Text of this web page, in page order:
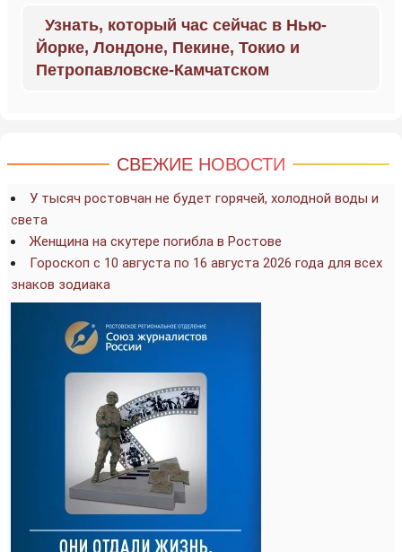
Узнать, который час сейчас в Нью-
Йорке, Лондоне, Пекине, Токио и
Петропавловске-Камчатском
СВЕЖИЕ НОВОСТИ
У тысяч ростовчан не будет горячей, холодной воды и
света
Женщина на скутере погибла в Ростове
Гороскоп с 10 августа по 16 августа 2026 года для всех
знаков зодиака